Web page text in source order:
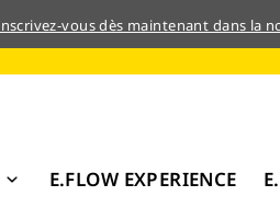
vous dès maintenant dans la
E.FLOW EXPERIENCE